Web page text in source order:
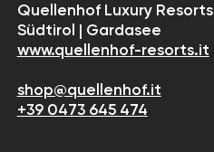
Quellenhof Luxury Resorts
Südtirol | Gardasee
www.quellenhof-resorts.it
shop@quellenhof.it
+39 0473 645 474